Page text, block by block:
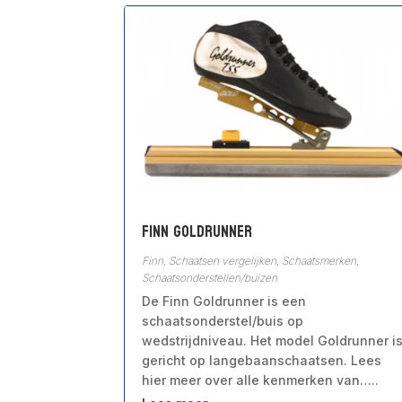
Finn Goldrunner
Finn, Schaatsen vergelijken, Schaatsmerken,
Schaatsonderstellen/buizen
De Finn Goldrunner is een
schaatsonderstel/buis op
wedstrijdniveau. Het model Goldrunner is
gericht op langebaanschaatsen. Lees
hier meer over alle kenmerken van…..